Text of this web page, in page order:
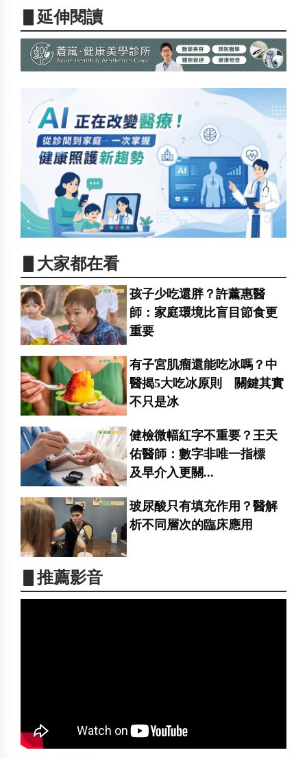
▋延伸閱讀
▋大家都在看
孩子少吃還胖？許薰惠醫
師：家庭環境比盲目節食更
重要
有子宮肌瘤還能吃冰嗎？中
醫揭5大吃冰原則 關鍵其實
不只是冰
健檢微幅紅字不重要？王天
佑醫師：數字非唯一指標
及早介入更關...
玻尿酸只有填充作用？醫解
析不同層次的臨床應用
▋推薦影音